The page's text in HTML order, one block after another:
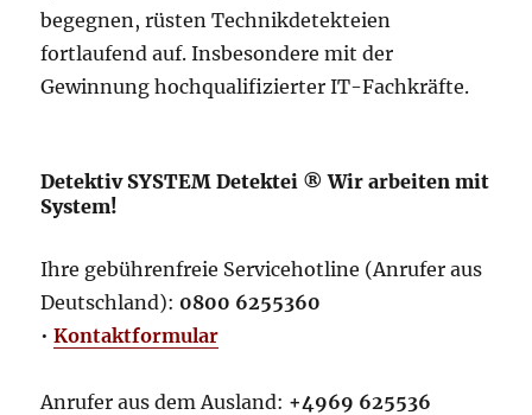
begegnen, rüsten Technikdetekteien
fortlaufend auf. Insbesondere mit der
Gewinnung hochqualifizierter IT-Fachkräfte.
Detektiv SYSTEM Detektei ® Wir arbeiten mit
System!
Ihre gebührenfreie Servicehotline (Anrufer aus
Deutschland): 0800 6255360
•Kontaktformular
Anrufer aus dem Ausland: +4969 625536